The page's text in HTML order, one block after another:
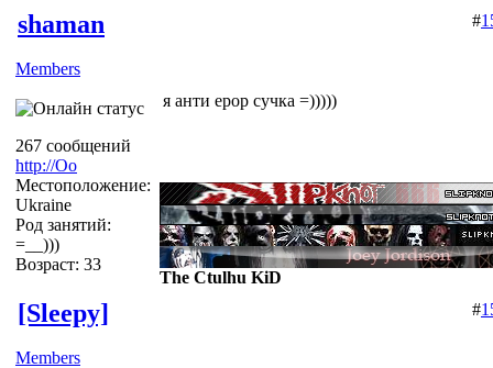
shaman
Members
267 сообщений
http://Оо
Местоположение:
Ukraine
Род занятий:
=__)))
Возраст: 33
#
я анти ерор сучка =)))))
The Ctulhu KiD
[Sleepy]
Members
#